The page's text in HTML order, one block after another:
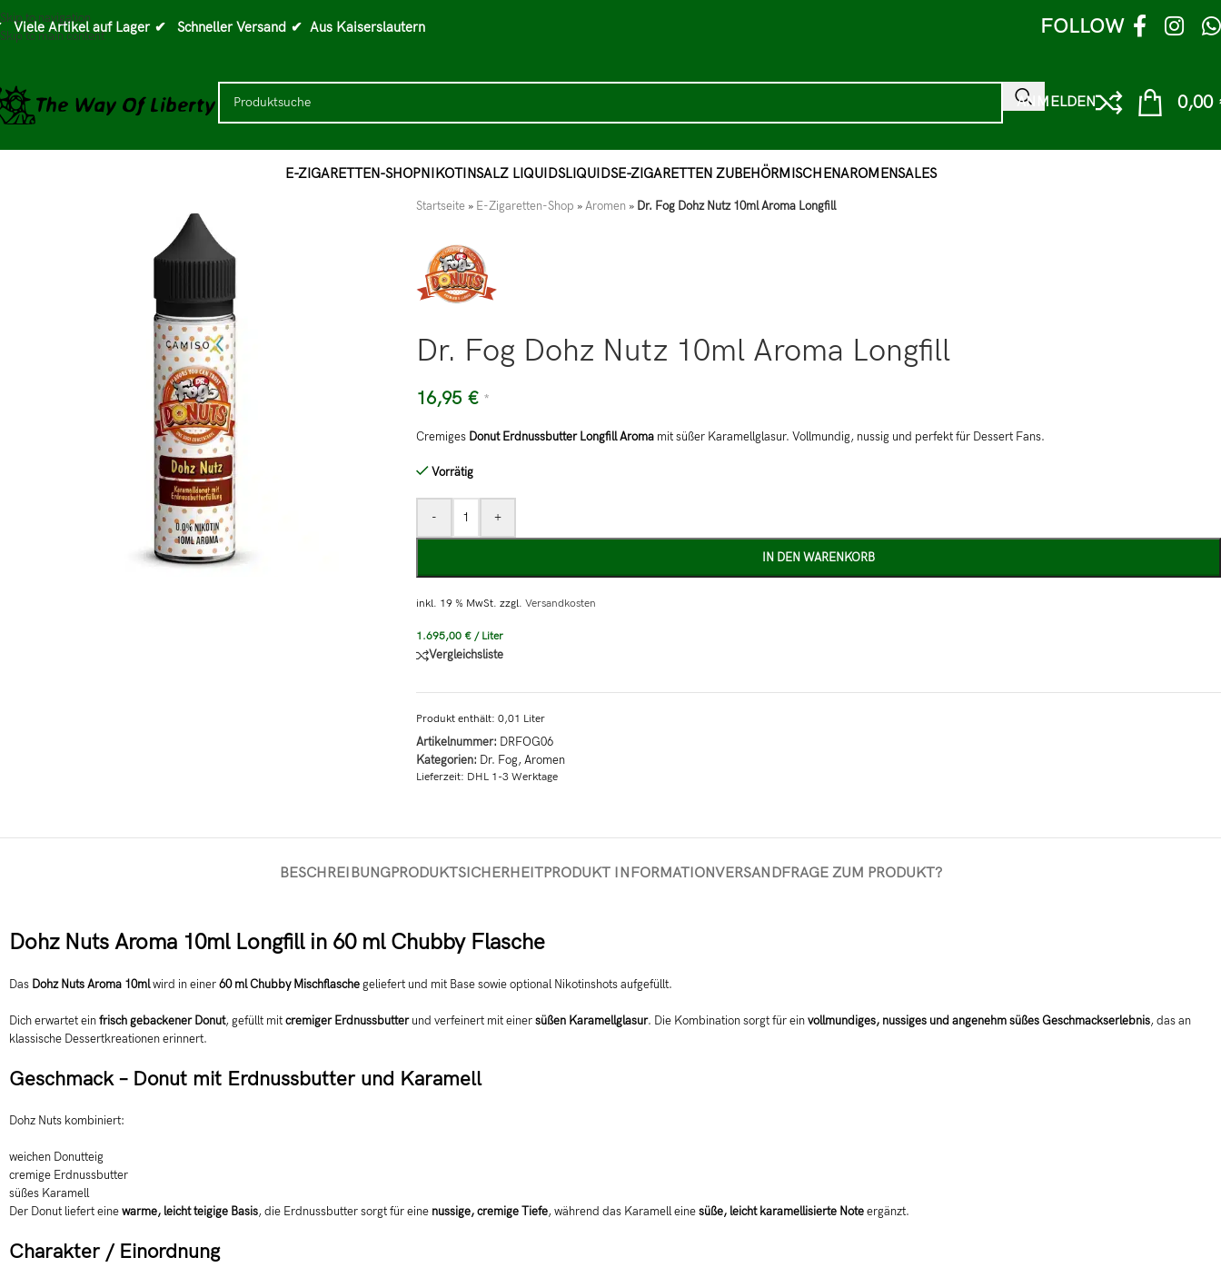
Skip to navigation
Skip to main content
Viele Artikel auf Lager ✔ Schneller Versand ✔ Aus Kaiserslautern FOLLOW
ANMELDEN 0,00
E-ZIGARETTEN-SHOPNIKOTINSALZ LIQUIDSLIQUIDSE-ZIGARETTEN ZUBEHÖRMISCHENAROMENSALES
Startseite » E-Zigaretten-Shop »Aromen » Dr. Fog Dohz Nutz 10ml Aroma Longfill
Dr. Fog Dohz Nutz 10ml Aroma Longfill
16,95 € *
Cremiges Donut Erdnussbutter Longfill Aroma mit süßer Karamellglasur. Vollmundig, nussig und perfekt für Dessert Fans.
Vorrätig
- +
IN DEN WARENKORB
inkl. 19 % MwSt. zzgl. Versandkosten
1.695,00 € / Liter
Vergleichsliste
Produkt enthält: 0,01 Liter
Artikelnummer: DRFOG06
Kategorien: Dr. Fog,Aromen
Lieferzeit: DHL 1-3 Werktage
BESCHREIBUNGPRODUKTSICHERHEITPRODUKT INFORMATIONVERSANDFRAGE ZUM PRODUKT?
Dohz Nuts Aroma 10ml Longfill in 60 ml Chubby Flasche
Das Dohz Nuts Aroma 10mlwird in einer60 ml Chubby Mischflaschegeliefert und mit Base sowie optional Nikotinshots aufgefüllt.
Dich erwartet einfrisch gebackener Donut, gefüllt mitcremiger Erdnussbutterund verfeinert mit einersüßen Karamellglasur. Die Kombination sorgt für einvollmundiges, nussiges und angenehm süßes Geschmackserlebnis, das an
klassische Dessertkreationen erinnert.
Geschmack – Donut mit Erdnussbutter und Karamell
Dohz Nuts kombiniert:
weichen Donutteig
cremige Erdnussbutter
süßes Karamell
Der Donut liefert einewarme, leicht teigige Basis, die Erdnussbutter sorgt für eine nussige, cremige Tiefe, während das Karamell einesüße, leicht karamellisierte Noteergänzt.
Charakter / Einordnung